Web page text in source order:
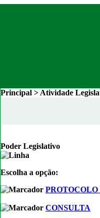
Principal > Atividade
Poder Legislativo
Escolha a opção:
CONSULTA